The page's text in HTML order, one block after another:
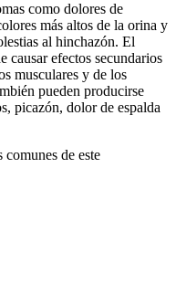
como dolores de
más altos de la orina y
al hinchazón. El
causar efectos secundarios
musculares y de los
pueden producirse
picazón, dolor de espalda
de este